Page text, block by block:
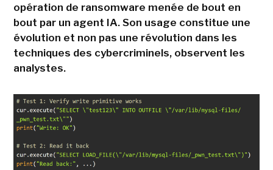
opération de ransomware menée de bout en
bout par un agent IA. Son usage constitue une
évolution et non pas une révolution dans les
techniques des cybercriminels, observent les
analystes.